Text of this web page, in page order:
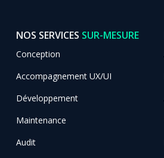
NOS SERVICES SUR-MESURE
Conception
Accompagnement UX/UI
Développement
Maintenance
Audit